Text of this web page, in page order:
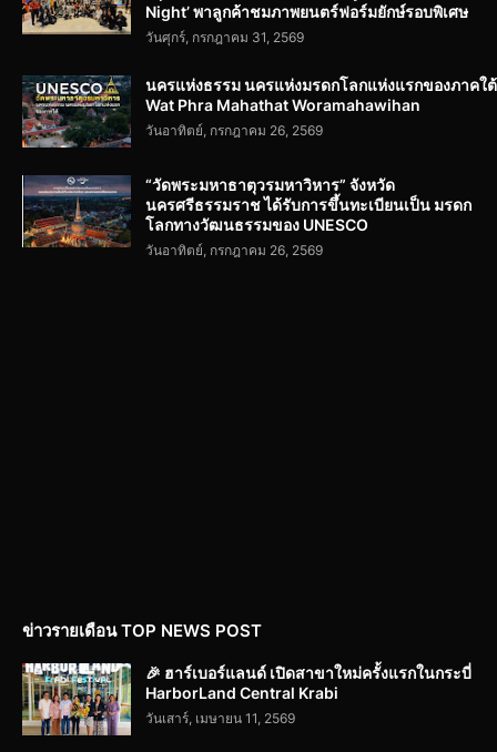
Night’ พาลูกค้าชมภาพยนตร์ฟอร์มยักษ์รอบพิเศษ
วันศุกร์, กรกฎาคม 31, 2569
นครแห่งธรรม นครแห่งมรดกโลกแห่งแรกของภาคใต้
Wat Phra Mahathat Woramahawihan
วันอาทิตย์, กรกฎาคม 26, 2569
“วัดพระมหาธาตุวรมหาวิหาร” จังหวัด
นครศรีธรรมราช ได้รับการขึ้นทะเบียนเป็น มรดก
โลกทางวัฒนธรรมของ UNESCO
วันอาทิตย์, กรกฎาคม 26, 2569
ข่าวรายเดือน TOP NEWS POST
🎉 ฮาร์เบอร์แลนด์ เปิดสาขาใหม่ครั้งแรกในกระบี่
HarborLand Central Krabi
วันเสาร์, เมษายน 11, 2569